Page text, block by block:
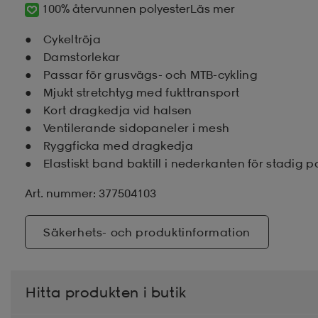
100% återvunnen polyesterLäs mer
Cykeltröja
Damstorlekar
Passar för grusvägs- och MTB-cykling
Mjukt stretchtyg med fukttransport
Kort dragkedja vid halsen
Ventilerande sidopaneler i mesh
Ryggficka med dragkedja
Elastiskt band baktill i nederkanten för stadig
Art. nummer: 377504103
Säkerhets- och produktinformation
Hitta produkten i butik